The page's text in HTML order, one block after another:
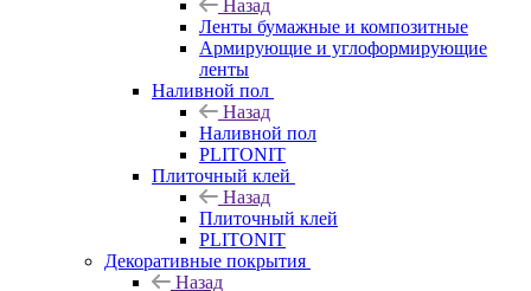
Назад
Ленты бумажные и композитные
Армирующие и углоформирующие
ленты
Наливной пол
Назад
Наливной пол
PLITONIT
Плиточный клей
Назад
Плиточный клей
PLITONIT
Декоративные покрытия
Назад